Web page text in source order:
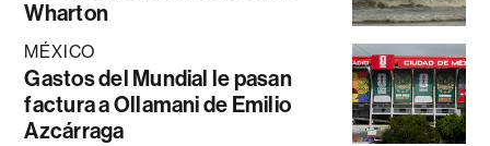
Wharton
MÉXICO
Gastos del Mundial le pasan
factura a Ollamani de Emilio
Azcárraga